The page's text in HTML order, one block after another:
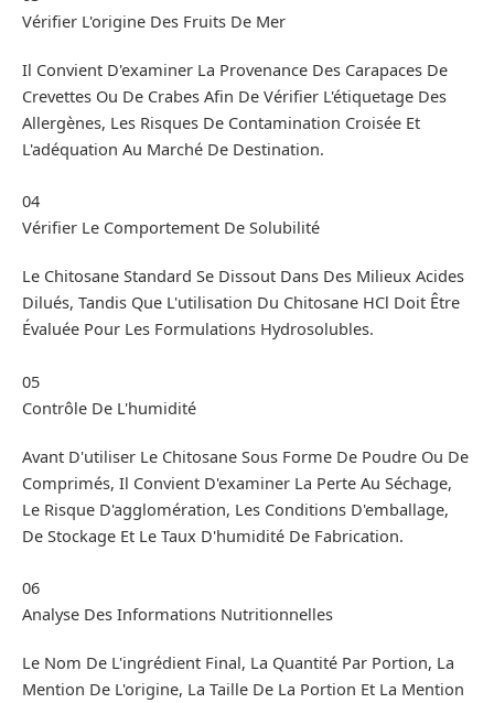
Vérifier L'origine Des Fruits De Mer
Il Convient D'examiner La Provenance Des Carapaces De
Crevettes Ou De Crabes Afin De Vérifier L'étiquetage Des
Allergènes, Les Risques De Contamination Croisée Et
L'adéquation Au Marché De Destination.
04
Vérifier Le Comportement De Solubilité
Le Chitosane Standard Se Dissout Dans Des Milieux Acides
Dilués, Tandis Que L'utilisation Du Chitosane HCl Doit Être
Évaluée Pour Les Formulations Hydrosolubles.
05
Contrôle De L'humidité
Avant D'utiliser Le Chitosane Sous Forme De Poudre Ou De
Comprimés, Il Convient D'examiner La Perte Au Séchage,
Le Risque D'agglomération, Les Conditions D'emballage,
De Stockage Et Le Taux D'humidité De Fabrication.
06
Analyse Des Informations Nutritionnelles
Le Nom De L'ingrédient Final, La Quantité Par Portion, La
Mention De L'origine, La Taille De La Portion Et La Mention